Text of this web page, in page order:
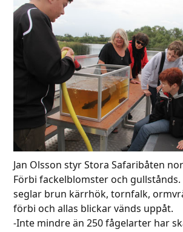
Jan Olsson styr Stora Safaribåten
Förbi fackelblomster och gullstånds.
seglar brun kärrhök, tornfalk,
förbi och allas blickar vänds uppåt.
-Inte mindre än 250 fågelarter har